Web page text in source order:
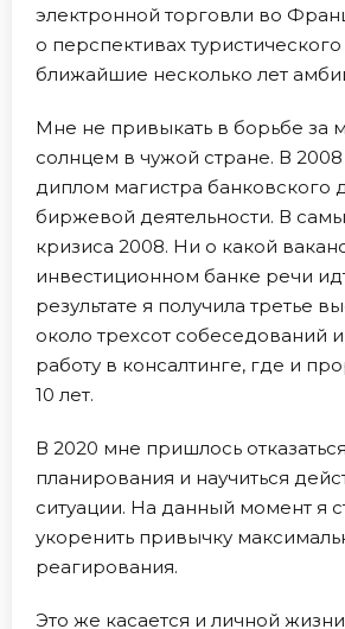
электронной торговли во
о перспективах
ближайшие несколько лет
Мне не привыкать в борьбе за
солнцем в чужой стране. В 2008
диплом магистра банковского
биржевой деятельности. В
кризиса 2008. Ни о какой
инвестиционном банке речи
результате я получила третье
около трехсот собеседований
работу в консалтинге, где и
10 лет.
В 2020 мне пришлось
планирования и научиться
ситуации. На данный момент я
укоренить привычку
реагирования.
Это же касается и личной